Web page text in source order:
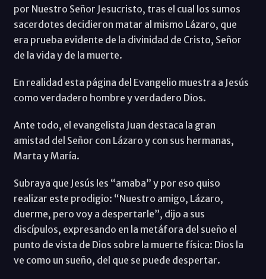
por Nuestro Señor Jesucristo, tras el cual los sumos
sacerdotes decidieron matar al mismo Lázaro, que
era prueba evidente de la divinidad de Cristo, Señor
de la vida y de la muerte.
En realidad esta página del Evangelio muestra a Jesús
como verdadero hombre y verdadero Dios.
Ante todo, el evangelista Juan destaca la gran
amistad del Señor con Lázaro y con sus hermanas,
Marta y María.
Subraya que Jesús les “amaba” y por eso quiso
realizar este prodigio: “Nuestro amigo, Lázaro,
duerme, pero voy a despertarle”, dijo a sus
discípulos, expresando en la metáfora del sueño el
punto de vista de Dios sobre la muerte física: Dios la
ve como un sueño, del que se puede despertar.